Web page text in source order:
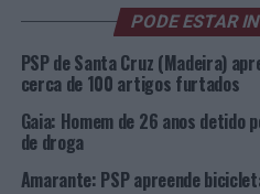
constituído arguido e foi-lhe
coação de Termo de
aguardando os ulteriores
liberdade.
PODE ESTAR
PSP de Santa Cruz (Madeira)
cerca de 100 artigos furtados
Gaia: Homem de 26 anos detido
de droga
Amarante: PSP apreende